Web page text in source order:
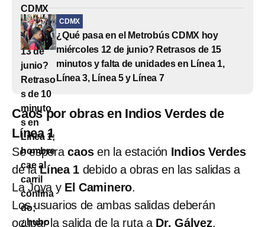
CDMX
¿Qué pasa en el Metrobús CDMX hoy
miércoles 12 de junio? Retrasos de 15
minutos y falta de unidades en Línea 1,
Línea 3, Línea 5 y Línea 7
Caos por obras en Indios Verdes de
Línea 1
Se esperacaosen la estación Indios Verdes
de laLínea 1 debido a obras en las salidas a
La Joya y El Caminero.
Los usuarios de ambas salidas deberán
ocupar la salida de la ruta a Dr. Gálvez.